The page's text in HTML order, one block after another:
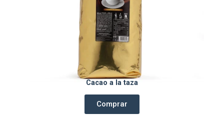
Cacao a la taza
Comprar